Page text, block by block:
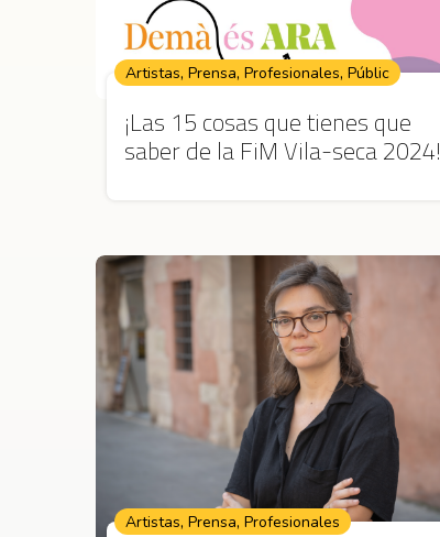
Artistas, Prensa, Profesionales, Públic
¡Las 15 cosas que tienes que
saber de la FiM Vila-seca 2024!
Artistas, Prensa, Profesionales